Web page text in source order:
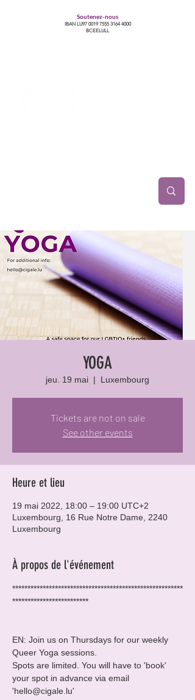
Soutenez-nous
IBAN LU97 0019 7555 3164 4000
BCEELULL
YOGA
jeu. 19 mai
  |
Luxembourg
Tickets are not on sale
See other events
Heure et lieu
19 mai 2022, 18:00 – 19:00 UTC+2
Luxembourg, 16 Rue Notre Dame, 2240
Luxembourg
À propos de l'événement
********************************************************
*************************
EN: Join us on Thursdays for our weekly
Queer Yoga sessions.
Spots are limited. You will have to 'book'
your spot in advance via email
'hello@cigale.lu'